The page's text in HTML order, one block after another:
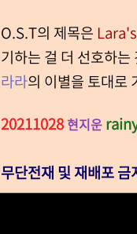
O.S.T의 제목은
기하는 걸 더 선호하
라라의 이별을 토대로
20211028 현지운
무단전재 및 재배포 금